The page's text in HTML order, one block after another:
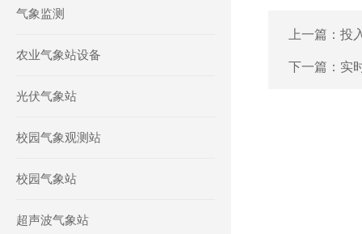
气象监测
农业气象站设备
光伏气象站
校园气象观测站
校园气象站
超声波气象站
上一篇： 投
下一篇： 实